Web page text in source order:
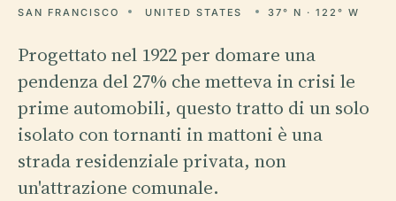
SAN FRANCISCO UNITED STATES 37° N · 122° W
Progettato nel 1922 per domare una
pendenza del 27% che metteva in crisi le
prime automobili, questo tratto di un solo
isolato con tornanti in mattoni è una
strada residenziale privata, non
un'attrazione comunale.